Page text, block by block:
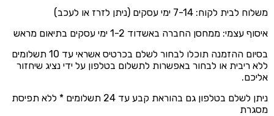
משלוח לבית לקוח: 7-14 ימי עסקים (ניתן לזרז או לעכב)
איסוף עצמי: ממחסן החברה באשדוד 1-2 ימי עסקים בתיאום מראש
בסיום ההזמנה תוכלו לבחור לשלם בכרטיס אשראי עד 10 תשלומים
ללא ריבית או לבחור באפשרות לתשלום בטלפון על ידי נציג שיחזור
אליכם.
ניתן לשלם בטלפון גם בהוראת קבע עד 24 תשלומים * ללא תפיסת
מסגרת